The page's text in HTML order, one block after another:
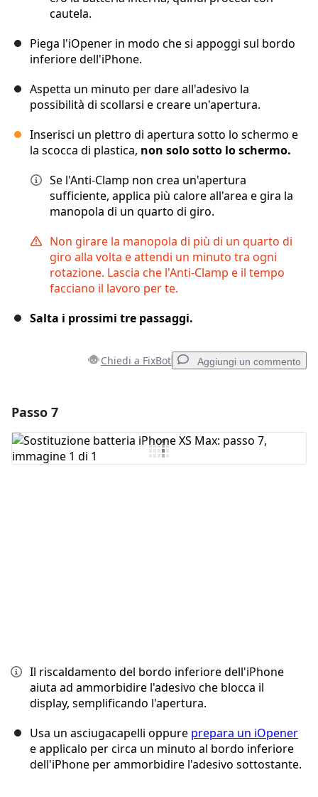
cautela.
Piega l'iOpener in modo che si appoggi sul bordo
inferiore dell'iPhone.
Aspetta un minuto per dare all'adesivo la
possibilità di scollarsi e creare un'apertura.
Inserisci un plettro di apertura sotto lo schermo e
la scocca di plastica, non solo sotto lo schermo.
Se l'Anti-Clamp non crea un'apertura
sufficiente, applica più calore all'area e gira la
manopola di un quarto di giro.
Non girare la manopola di più di un quarto di
giro alla volta e attendi un minuto tra ogni
rotazione. Lascia che l'Anti-Clamp e il tempo
facciano il lavoro per te.
Salta i prossimi tre passaggi.
Chiedi a FixBot Aggiungi un commento
Aggiungi Commento
Passo 7
Il riscaldamento del bordo inferiore dell'iPhone
aiuta ad ammorbidire l'adesivo che blocca il
display, semplificando l'apertura.
Usa un asciugacapelli oppure prepara un iOpener
e applicalo per circa un minuto al bordo inferiore
dell'iPhone per ammorbidire l'adesivo sottostante.